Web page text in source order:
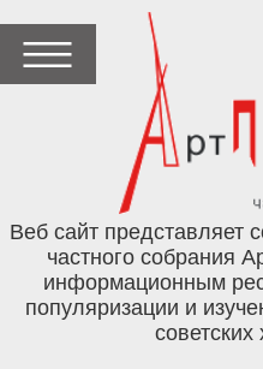
Веб сайт представляет
частного собрания
информационным
популяризации и